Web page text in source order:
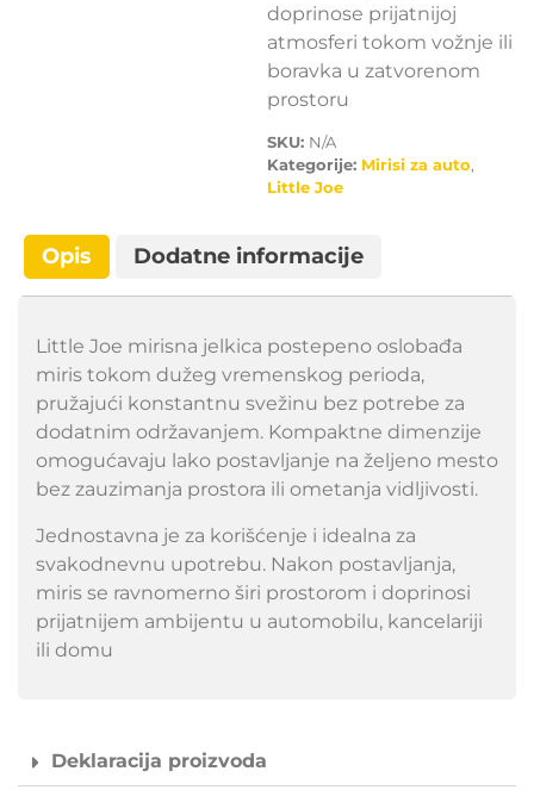
doprinose prijatnijoj
atmosferi tokom vožnje ili
boravka u zatvorenom
prostoru
SKU: N/A
Kategorije: Mirisi za auto,
Little Joe
Opis Dodatne informacije
Little Joe mirisna jelkica postepeno oslobađa
miris tokom dužeg vremenskog perioda,
pružajući konstantnu svežinu bez potrebe za
dodatnim održavanjem. Kompaktne dimenzije
omogućavaju lako postavljanje na željeno mesto
bez zauzimanja prostora ili ometanja vidljivosti.
Jednostavna je za korišćenje i idealna za
svakodnevnu upotrebu. Nakon postavljanja,
miris se ravnomerno širi prostorom i doprinosi
prijatnijem ambijentu u automobilu, kancelariji
ili domu
Deklaracija proizvoda